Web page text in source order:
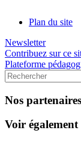
Plan du site
Newsletter
Contribuez sur ce
Plateforme
Nos partenaires
Voir également